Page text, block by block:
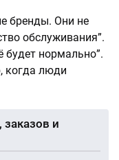
бренды. Они не
обслуживания”.
будет нормально”.
когда люди
и